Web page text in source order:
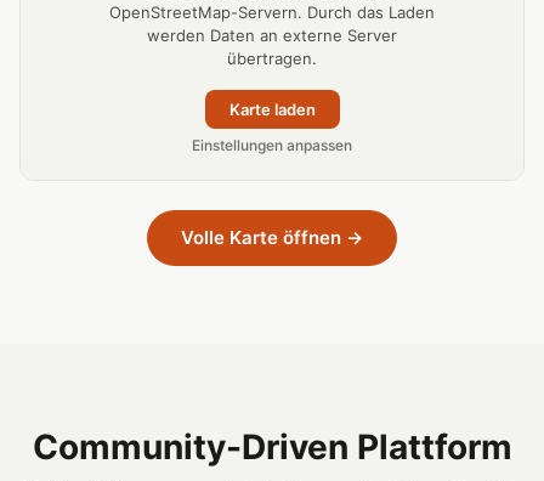
OpenStreetMap-Servern. Durch das Laden
werden Daten an externe Server
übertragen.
Karte laden
Einstellungen anpassen
Volle Karte öffnen →
Community-Driven Plattform